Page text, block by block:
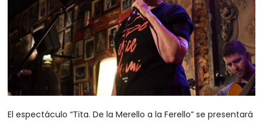
El espectáculo “Tita. De la Merello a la Ferello” se presentará